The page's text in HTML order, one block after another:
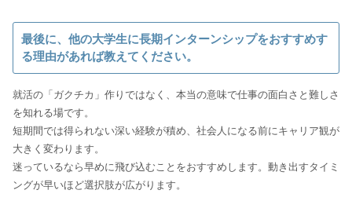
最後に、他の大学生に長期インターンシップをおすすめす
る理由があれば教えてください。
就活の「ガクチカ」作りではなく、本当の意味で仕事の面白さと難しさ
を知れる場です。
短期間では得られない深い経験が積め、社会人になる前にキャリア観が
大きく変わります。
迷っているなら早めに飛び込むことをおすすめします。動き出すタイミ
ングが早いほど選択肢が広がります。